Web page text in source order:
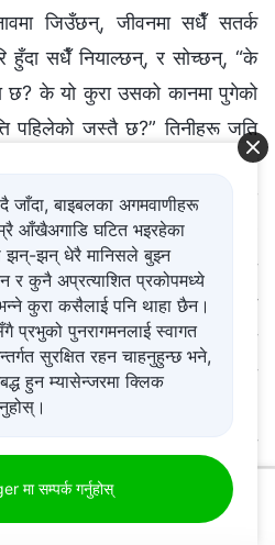
जिउँछन्, जीवनमा सधैँ सतर्क
हुँदा सधैँ नियाल्छन्, र सोच्छन्, “के
छ? के यो कुरा उसको कानमा पुगेको
पहिलेको जस्तै छ?” तिनीहरू जति
हुन्छन्, र यो कुरा जति लामो
डर त्यति नै बढ्छ, त्यसकारण
राम्रो हुन्छ भन्ने निर्णय गर्छन्, र
जोखिम लिन सक्दिनँ, तर कम्तीमा
भनेको कुरा उसलाई थाहा भए पनि
बस्न सक्दिनँ र?” यो डर यति ठूलो
सहभागी हुने आँटसमेत गर्दैनन्, र यो
जाँदैनन्, चाहे त्यो तिनीहरूले
जाँदा, बाइबलका अगमवाणीहरू
आँखैअगाडि घटित भइरहेका
झन्-झन् धेरै मानिसले बुझ्न
र कुनै अप्रत्याशित प्रकोपमध्ये
कुरा कसैलाई पनि थाहा छैन।
प्रभुको पुनरागमनलाई स्वागत
सुरक्षित रहन चाहनुहुन्छ भने,
हुन म्यासेन्जरमा क्लिक
मा सम्पर्क गर्नुहोस्
(२५)खण्ड दुई